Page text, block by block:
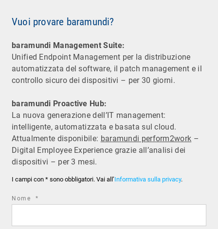
Vuoi provare baramundi?
baramundi Management Suite:
Unified Endpoint Management per la distribuzione
automatizzata del software, il patch management e il
controllo sicuro dei dispositivi – per 30 giorni.
baramundi Proactive Hub:
La nuova generazione dell’IT management:
intelligente, automatizzata e basata sul cloud.
Attualmente disponibile: baramundi perform2work –
Digital Employee Experience grazie all’analisi dei
dispositivi – per 3 mesi.
I campi con * sono obbligatori. Vai all’Informativa sulla privacy.
Nome *